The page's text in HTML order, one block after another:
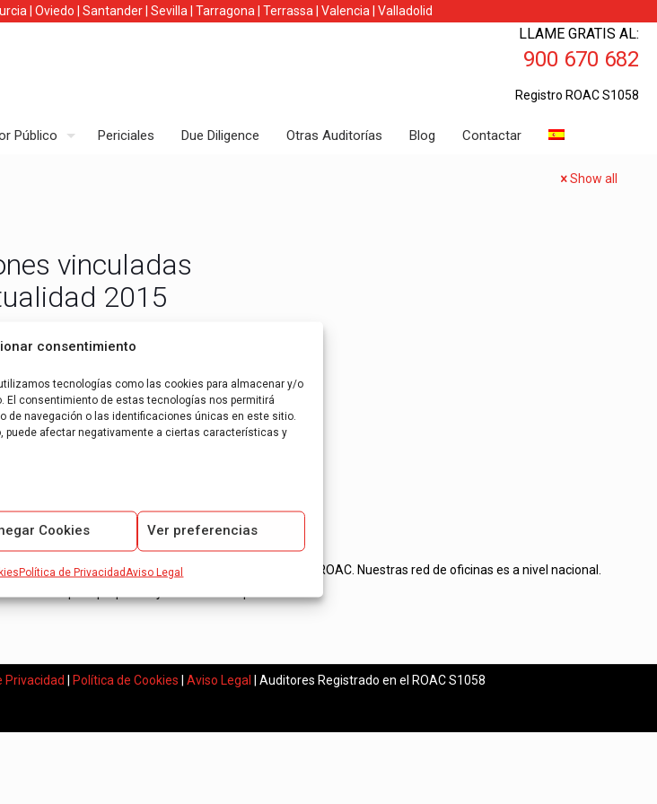
consentimiento
tecnologías como las cookies para almacenar y/o
El consentimiento de estas tecnologías nos permitirá
de navegación o las identificaciones únicas en este sitio.
puede afectar negativamente a ciertas características y
Cookies Ver preferencias
Política de Privacidad Aviso Legal
Oviedo Santander Sevilla Tarragona Terrassa Valencia Valladolid
Público Periciales Due Diligence Otras Auditorías Blog Contactar
LLAME GRATIS AL:
900 670 682
Registro ROAC S1058
Show all
vinculadas
2015
con efectos desde el 1 de Enero
empresa de auditoría de cuentas anuales inscritos en el ROAC. Nuestras red de oficinas es a nivel nacional.
Privacidad Política de Cookies Aviso Legal | Auditores Registrado en el ROAC S1058